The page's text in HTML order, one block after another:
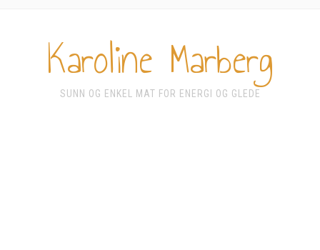
Karoline Marberg
SUNN OG ENKEL MAT FOR ENERGI OG GLEDE